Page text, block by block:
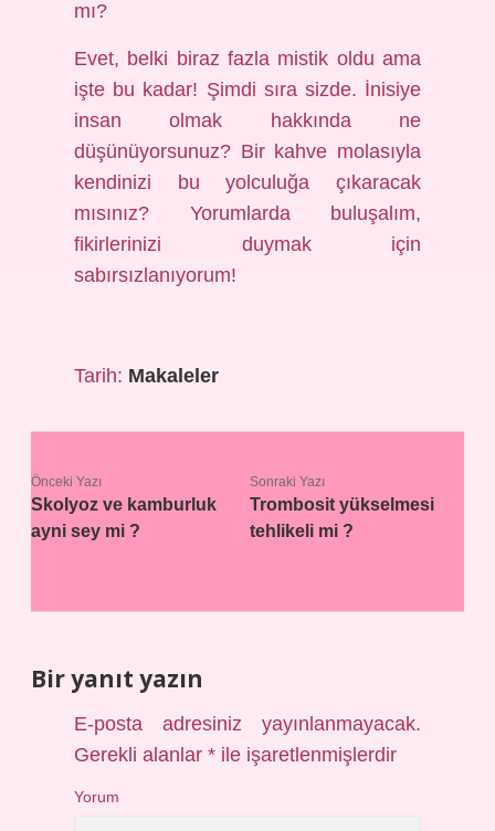
mı?
Evet, belki biraz fazla mistik oldu ama
işte bu kadar! Şimdi sıra sizde. İnisiye
insan olmak hakkında ne
düşünüyorsunuz? Bir kahve molasıyla
kendinizi bu yolculuğa çıkaracak
mısınız? Yorumlarda buluşalım,
fikirlerinizi duymak için
sabırsızlanıyorum!
Tarih: Makaleler
Önceki Yazı
Skolyoz ve kamburluk
ayni sey mi ?
Sonraki Yazı
Trombosit yükselmesi
tehlikeli mi ?
Bir yanıt yazın
E-posta adresiniz yayınlanmayacak.
Gerekli alanlar* ile işaretlenmişlerdir
Yorum